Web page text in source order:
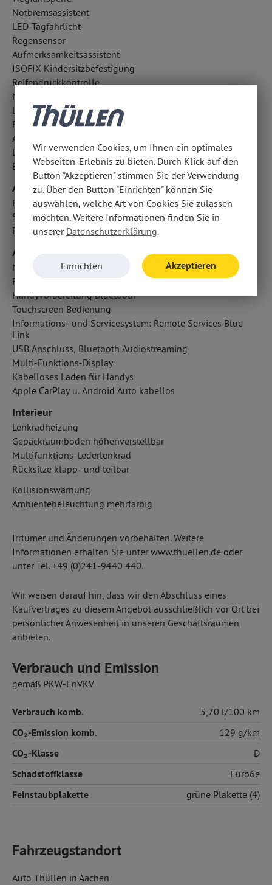
Notbremsassistent
LED-Tagfahrlicht
Regensensor
Aufmerksamkeitsassistent
ISOFIX Kindersitzbefestigung
Reifendruckkontrolle
Notrufsystem
Lichtsensor
Fahrlichtautomatik
Abbiegelicht
LED-Scheinwerfer
Berganfahrhilfe
Airbags
Fondairbags
Seitenairbag vorn
Fahrer- /Beifahrerairbag
Audio & Kommunikation
Navigationssystem
Radio
Handyvorbereitung Bluetooth
Touchscreen Bedienung
Informations- und Servicesystem: Remote Services Blue
Link
USB Anschluss, Bluetooth Audiostreaming
Multi-Funktions-Display
Kabelloses Laden für Handys
Apple CarPlay u. Android Auto kabellos
Interieur
Lenkradheizung
Gepäckraumboden höhenverstellbar
Multifunktions-Lederlenkrad
Rücksitze klapp- und teilbar
Kollisionswarnung
Ambientebeleuchtung mehrfarbig
Irrtümer und Änderungen vorbehalten. Weitere
Informationen erhalten Sie unter www.thuellen.de oder
unter Tel. +49 (0)241-9440 440.
Wir weisen darauf hin, dass wir den Abschluss eines
Kaufvertrages zu diesem Angebot ausschließlich vor Ort bei
persönlicher Anwesenheit in unseren Geschäftsräumen
anbieten.
Verbrauch und Emission
gemäß PKW-EnVKV
Verbrauch komb. 5,70 l/100 km
CO₂-Emission komb. 129 g/km
CO₂-Klasse D
Schadstoffklasse Euro6e
Feinstaubplakette grüne Plakette (4)
Fahrzeugstandort
Auto Thüllen in Aachen
Wir verwenden Cookies, um Ihnen ein optimales
Webseiten-Erlebnis zu bieten. Durch Klick auf den
Button "Akzeptieren" stimmen Sie der Verwendung
zu. Über den Button "Einrichten" können Sie
auswählen, welche Art von Cookies Sie zulassen
möchten. Weitere Informationen finden Sie in
unserer Datenschutzerklärung.
Einrichten Akzeptieren